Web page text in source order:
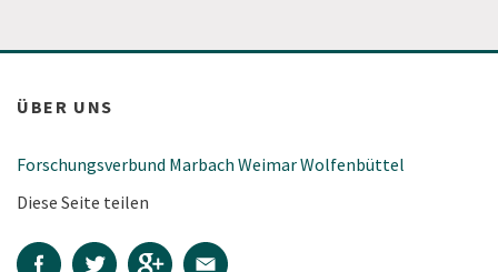
ÜBER UNS
Forschungsverbund Marbach Weimar Wolfenbüttel
Diese Seite teilen